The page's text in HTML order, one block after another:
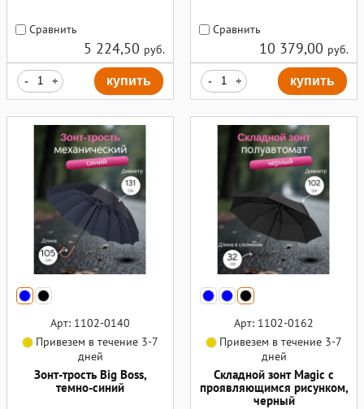
Сравнить
5 224,50 руб.
- + купить
Сравнить
10 379,00 руб.
- + купить
Арт: 1102-0140
Привезем в течение 3-7
дней
Зонт-трость Big Boss,
темно-синий
Арт: 1102-0162
Привезем в течение 3-7
дней
Складной зонт Magic с
проявляющимся рисунком,
черный